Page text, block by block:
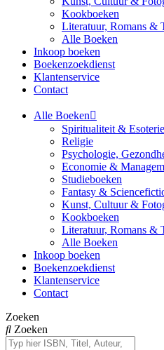
Kookboeken
Literatuur, Romans &
Alle Boeken
Inkoop boeken
Boekenzoekdienst
Klantenservice
Contact
Alle Boeken
Spiritualiteit & Esoterie
Religie
Psychologie,
Economie &
Studieboeken
Fantasy &
Kunst, Cultuur &
Kookboeken
Literatuur, Romans &
Alle Boeken
Inkoop boeken
Boekenzoekdienst
Klantenservice
Contact
Zoeken
Zoeken